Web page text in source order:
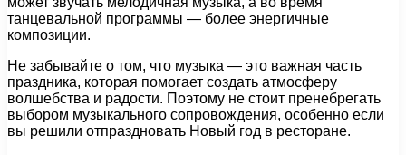
танцевальной программы — более энергичные
композиции.
Не забывайте о том, что музыка — это важная часть
праздника, которая помогает создать атмосферу
волшебства и радости. Поэтому не стоит пренебрегать
выбором музыкального сопровождения, особенно если
вы решили отпраздновать Новый год в ресторане.